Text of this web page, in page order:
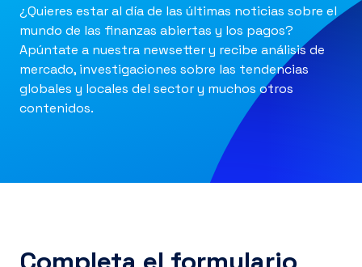
Contactos
Iniciar sesión
¿Quieres estar al día de las últimas noticias sobre el
mundo de las finanzas abiertas y los pagos?
Apúntate a nuestra newsetter y recibe análisis de
mercado, investigaciones sobre las tendencias
globales y locales del sector y muchos otros
contenidos.